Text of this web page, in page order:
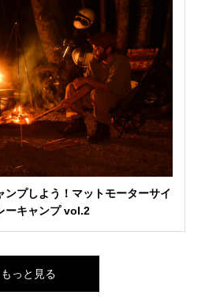
ンプしよう！マットモーターサイ
ーキャンプ vol.2
もっと見る